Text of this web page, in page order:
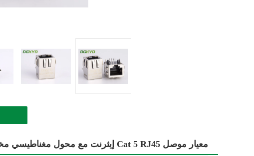
معيار موصل Cat 5 RJ45 إيثرنت مع محول مغناطيسي مخصص